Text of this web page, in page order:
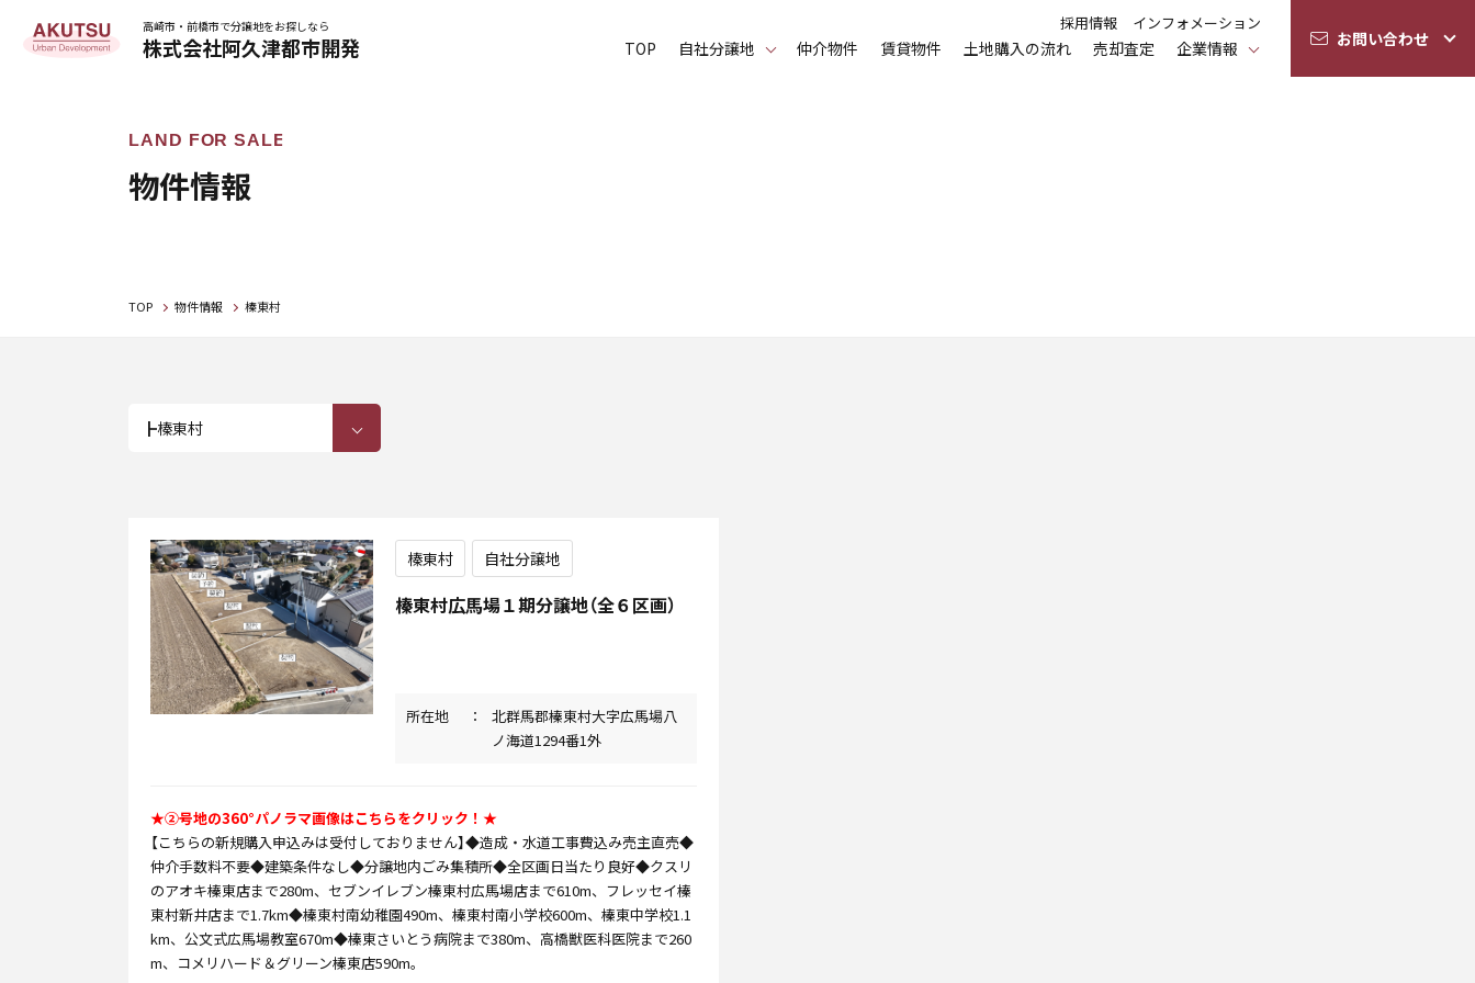
高崎市・前橋市で分譲地をお探しなら
株式会社阿久津都市開発
採用情報 インフォメーション
TOP ⾃社分譲地 仲介物件 賃貸物件 土地購入の流れ 売却査定 企業情報 お問い合わせ
物件情報
TOP 物件情報 榛東村
榛東村 自社分譲地
榛東村広馬場１期分譲地（全６区画）
所在地
北群馬郡榛東村大字広馬場八
ノ海道1294番1外
★➁号地の360°パノラマ画像はこちらをクリック！★
【こちらの新規購入申込みは受付しておりません】◆造成・水道工事費込み売主直売◆
仲介手数料不要◆建築条件なし◆分譲地内ごみ集積所◆全区画日当たり良好◆クスリ
のアオキ榛東店まで280m、セブンイレブン榛東村広馬場店まで610m、フレッセイ榛
東村新井店まで1.7km◆榛東村南幼稚園490m、榛東村南小学校600m、榛東中学校1.1
km、公文式広馬場教室670m◆榛東さいとう病院まで380m、高橋獣医科医院まで260
m、コメリハード＆グリーン榛東店590m。